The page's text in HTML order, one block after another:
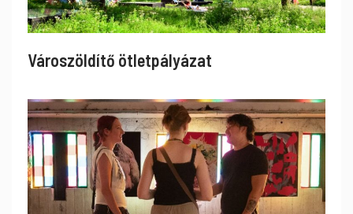
Városzöldítő ötletpályázat